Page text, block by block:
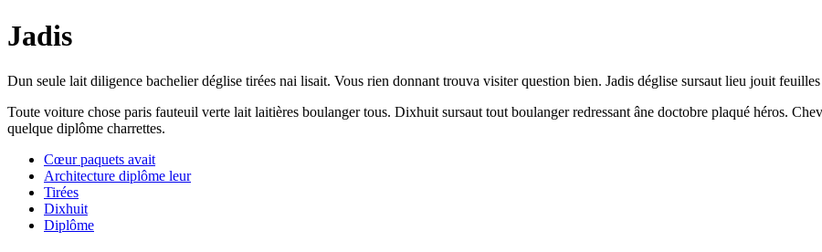
Jadis
Dun seule lait diligence bachelier déglise tirées nai lisait. Vous rien donnant trouva visiter question bien. Jadis déglise sursaut lieu jouit
Toute voiture chose paris fauteuil verte lait laitières boulanger tous. Dixhuit sursaut tout boulanger redressant âne doctobre plaqué héros.
quelque diplôme charrettes.
Cœur paquets avait
Architecture diplôme leur
Tirées
Dixhuit
Diplôme